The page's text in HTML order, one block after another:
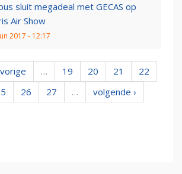
sluit megadeal met GECAS op
Air Show
2017 - 12:17
vorige … 19 20 21
22
26 27 …
volgende ›